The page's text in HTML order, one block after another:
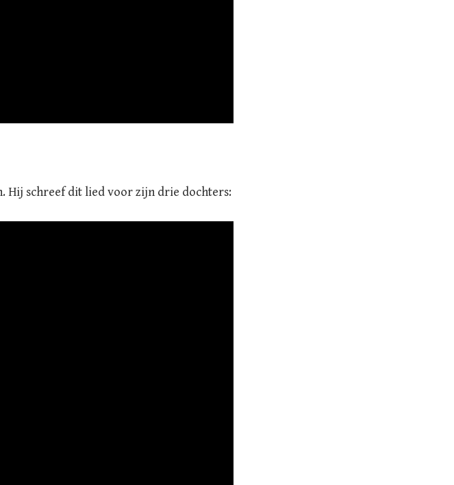
Hij schreef dit lied voor zijn drie dochters: